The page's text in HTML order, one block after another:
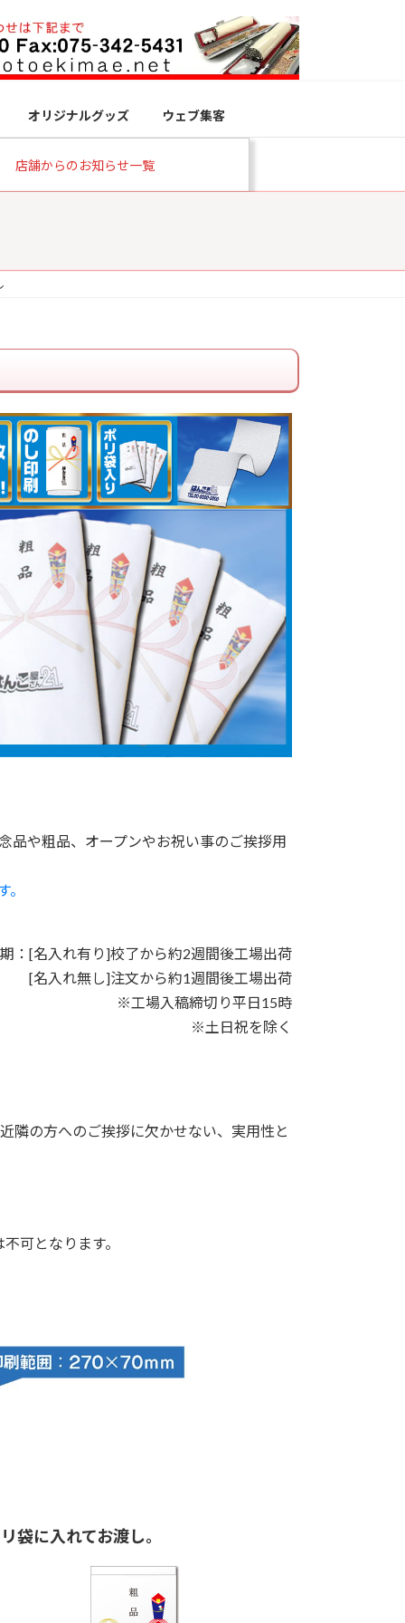
オリジナルグッズ ウェブ集客
店舗からのお知らせ一覧
品や粗品、オープンやお祝い事のご挨拶用
：[名入れ有り]校了から約2週間後工場出荷
[名入れ無し]注文から約1週間後工場出荷
※工場入稿締切り平日15時
※土日祝を除く
隣の方へのご挨拶に欠かせない、実用性と
可となります。
袋に入れてお渡し。